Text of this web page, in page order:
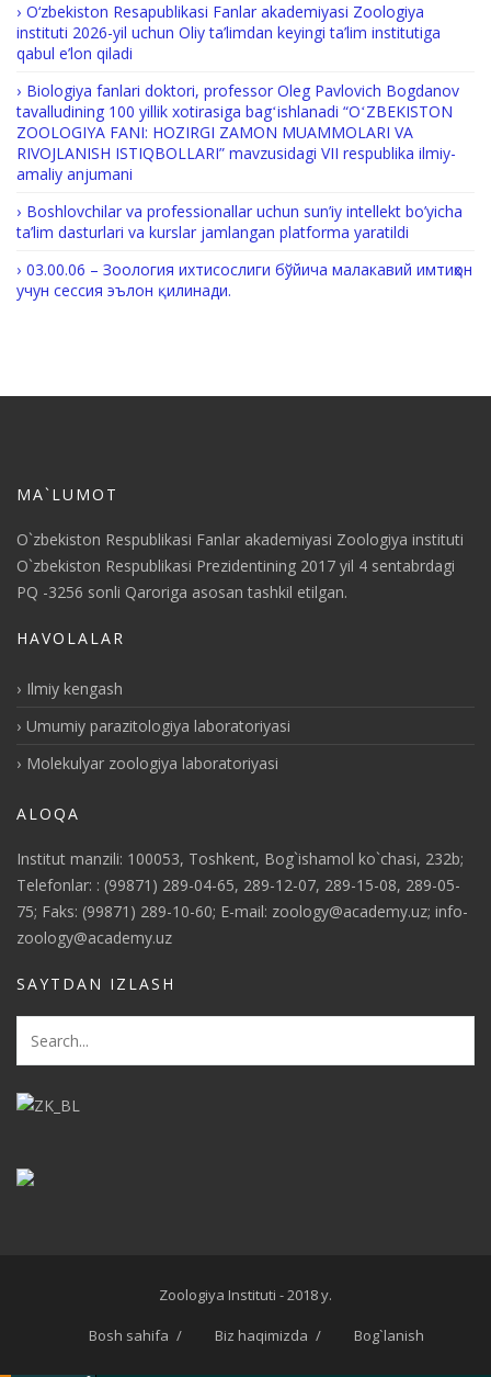
O‘zbekiston Resapublikasi Fanlar akademiyasi Zoologiya
instituti 2026-yil uchun Oliy ta’limdan keyingi ta’lim institutiga
qabul e’lon qiladi
Biologiya fanlari doktori, professor Oleg Pavlovich Bogdanov
tavalludining 100 yillik xotirasiga bagʻishlanadi “OʻZBEKISTON
ZOOLOGIYA FANI: HOZIRGI ZAMON MUAMMOLARI VA
RIVOJLANISH ISTIQBOLLARI” mavzusidagi VII respublika ilmiy-
amaliy anjumani
Boshlovchilar va professionallar uchun sun’iy intellekt bo’yicha
ta’lim dasturlari va kurslar jamlangan platforma yaratildi
03.00.06 – Зоология ихтисослиги бўйича малакавий имтиҳон
учун сессия эълон қилинади.
MA`LUMOT
O`zbekiston Respublikasi Fanlar akademiyasi Zoologiya instituti
O`zbekiston Respublikasi Prezidentining 2017 yil 4 sentabrdagi
PQ -3256 sonli Qaroriga asosan tashkil etilgan.
HAVOLALAR
Ilmiy kengash
Umumiy parazitologiya laboratoriyasi
Molekulyar zoologiya laboratoriyasi
ALOQA
Institut manzili: 100053, Toshkent, Bog`ishamol ko`chasi, 232b;
Telefonlar: : (99871) 289-04-65, 289-12-07, 289-15-08, 289-05-
75; Faks: (99871) 289-10-60; E-mail: zoology@academy.uz; info-
zoology@academy.uz
SAYTDAN IZLASH
Zoologiya Instituti - 2018 y.
Bosh sahifa Biz haqimizda Bog`lanish